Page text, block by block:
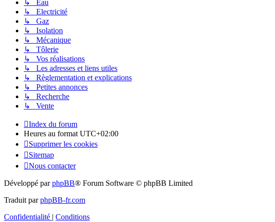
↳ Eau
↳ Electricité
↳ Gaz
↳ Isolation
↳ Mécanique
↳ Tôlerie
↳ Vos réalisations
↳ Les adresses et liens utiles
↳ Règlementation et explications
↳ Petites annonces
↳ Recherche
↳ Vente
Index du forum
Heures au formatUTC+02:00
Supprimer les cookies
Sitemap
Nous contacter
Développé parphpBB® Forum Software © phpBB Limited
Traduit parphpBB-fr.com
Confidentialité
Conditions